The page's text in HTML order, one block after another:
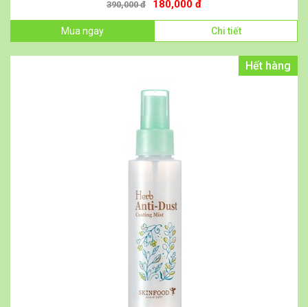
390,000 đ 180,000 đ
Mua ngay Chi tiết
Hết hàng